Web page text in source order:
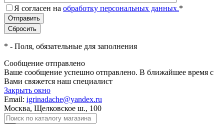
Я согласен на обработку персональных данных.*
* - Поля, обязательные для заполнения
Сообщение отправлено
Ваше сообщение успешно отправлено. В ближайшее время с
Вами свяжется наш специалист
Закрыть окно
Email: igrinadache@yandex.ru
Москва, Щелковское ш., 100